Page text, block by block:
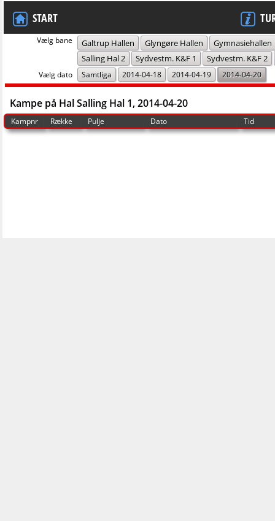
START
Vælg bane Galtrup Hallen Glyngøre Hallen
Gymnasiehallen
Salling Hal 2
Sydvestm. K&F 1 Sydvestm. K&F 2
Vælg dato Samtliga 2014-04-18 2014-04-19 2014-04-20
Kampe på Hal Salling Hal 1, 2014-04-20
Kampnr Række Pulje Dato Tid